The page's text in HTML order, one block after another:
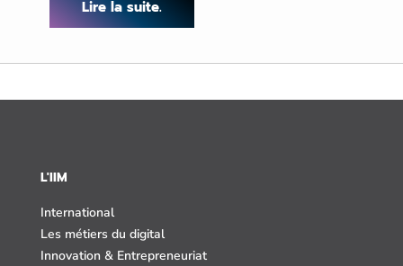
Lire la suite.
L'IIM
International
Les métiers du digital
Innovation & Entrepreneuriat